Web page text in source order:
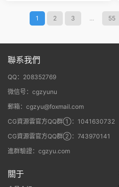
+ Magic Bullet + VFX Suit
1 2 3 ... 55
聯系我們
QQ：208352769
微信号：cgzyunu
郵箱：cgzyu@foxmail.com
CG資源雲官方QQ群①：1041630732
CG資源雲官方QQ群②：743970141
進群驗證：cgzyu.com
關于